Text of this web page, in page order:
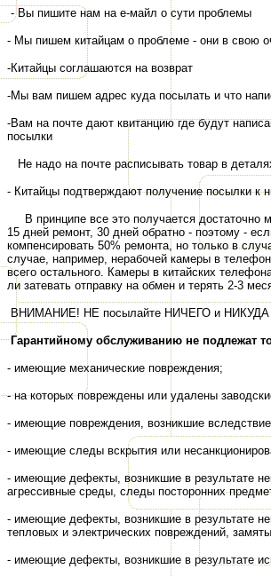
- Вы пишите нам на е-майл о сути проблемы
- Мы пишем китайцам о проблеме - они в свою
-Китайцы соглашаются на возврат
-Мы вам пишем адрес куда посылать и что
-Вам на почте дают квитанцию где будут
посылки
Не надо на почте расписывать товар в
- Китайцы подтверждают получение посылки к
В принципе все это получается достаточно
15 дней ремонт, 30 дней обратно - поэтому -
компенсировать 50% ремонта, но только в
случае, например, нерабочей камеры в
всего остального. Камеры в китайских
ли затевать отправку на обмен и терять 2-3
ВНИМАНИЕ! НЕ посылайте НИЧЕГО и НИКУДА
Гарантийному обслуживанию не подлежат
- имеющие механические повреждения;
- на которых повреждены или удалены
- имеющие повреждения, возникшие
- имеющие следы вскрытия или
- имеющие дефекты, возникшие в результате
агрессивные среды, следы посторонних
- имеющие дефекты, возникшие в результате
тепловых и электрических повреждений,
- имеющие дефекты, возникшие в результате